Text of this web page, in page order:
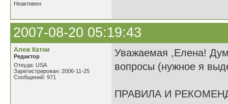
Неактивен
2007-08-20 05:19:43
Алеж Катои
Редактор
Откуда: USA
Зарегистрирован: 2006-11-25
Сообщений: 971
Уважаемая ,Елена!
вопросы (нужное я
ПРАВИЛА И